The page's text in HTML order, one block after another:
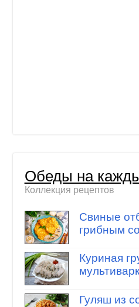
Обеды на
Коллекция рецептов
Свиные
грибным
Куриная
Гуляш из